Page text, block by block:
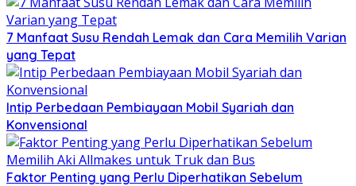
7 Manfaat Susu Rendah Lemak dan Cara Memilih Varian
yang Tepat
Intip Perbedaan Pembiayaan Mobil Syariah dan
Konvensional
Faktor Penting yang Perlu Diperhatikan Sebelum